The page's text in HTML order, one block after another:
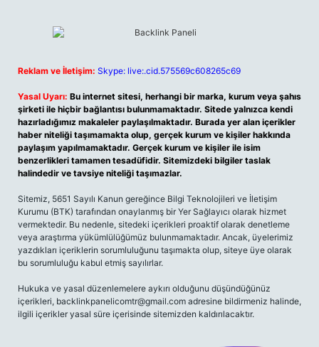
Reklam ve İletişim: Skype: live:.cid.575569c608265c69
Yasal Uyarı: Bu internet sitesi, herhangi bir marka, kurum veya şahıs
şirketi ile hiçbir bağlantısı bulunmamaktadır. Sitede yalnızca kendi
hazırladığımız makaleler paylaşılmaktadır. Burada yer alan içerikler
haber niteliği taşımamakta olup, gerçek kurum ve kişiler hakkında
paylaşım yapılmamaktadır. Gerçek kurum ve kişiler ile isim
benzerlikleri tamamen tesadüfidir. Sitemizdeki bilgiler taslak
halindedir ve tavsiye niteliği taşımazlar.
Sitemiz, 5651 Sayılı Kanun gereğince Bilgi Teknolojileri ve İletişim
Kurumu (BTK) tarafından onaylanmış bir Yer Sağlayıcı olarak hizmet
vermektedir. Bu nedenle, sitedeki içerikleri proaktif olarak denetleme
veya araştırma yükümlülüğümüz bulunmamaktadır. Ancak, üyelerimiz
yazdıkları içeriklerin sorumluluğunu taşımakta olup, siteye üye olarak
bu sorumluluğu kabul etmiş sayılırlar.
Hukuka ve yasal düzenlemelere aykırı olduğunu düşündüğünüz
içerikleri, backlinkpanelicomtr@gmail.com adresine bildirmeniz halinde,
ilgili içerikler yasal süre içerisinde sitemizden kaldırılacaktır.